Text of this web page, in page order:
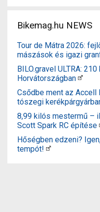
Bikemag.hu NEWS
Tour de Mátra 2026:
mászások és igazi
BILO.gravel ULTRA:
Horvátországban
Csődbe ment az Accell
tószegi
8,99 kilós mestermű –
Scott Spark RC építése
Hőségben edzeni?
tempót!